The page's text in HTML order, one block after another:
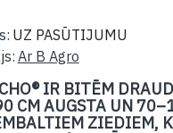
IR BITĒM
CM AUGSTA UN
ZIEDIEM,
UZ PASŪTIJUMU
Ar B Agro